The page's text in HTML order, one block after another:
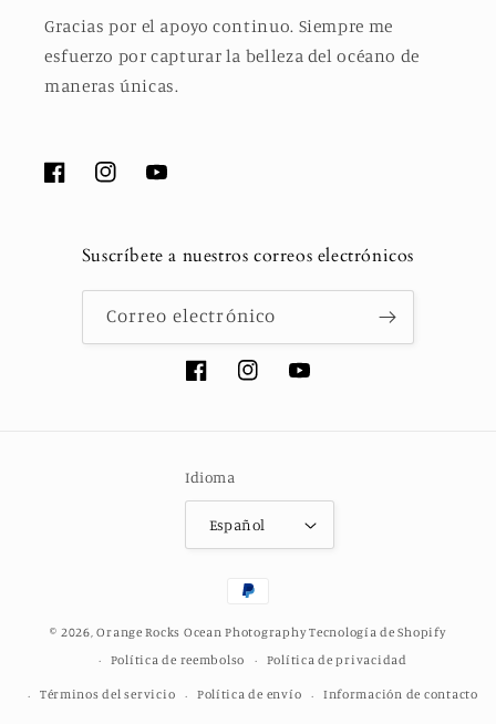
Gracias por el apoyo continuo. Siempre me
esfuerzo por capturar la belleza del océano de
maneras únicas.
FacebookInstagramYouTube
Suscríbete a nuestros correos electrónicos
Correo electrónico
FacebookInstagramYouTube
Idioma
Español
Formas
pago
© 2026,Orange Rocks Ocean PhotographyTecnología de Shopify
Política de reembolso
Política de privacidad
Términos del servicio Política de envío Información de contacto